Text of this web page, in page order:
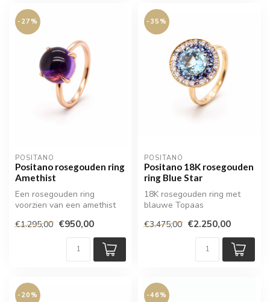
-27%
POSITANO
Positano rosegouden ring
Amethist
Een rosegouden ring
voorzien van een amethist
€1.295,00 €950,00
-35%
POSITANO
Positano 18K rosegouden
ring Blue Star
18K rosegouden ring met
blauwe Topaas
€3.475,00 €2.250,00
-20% -46%